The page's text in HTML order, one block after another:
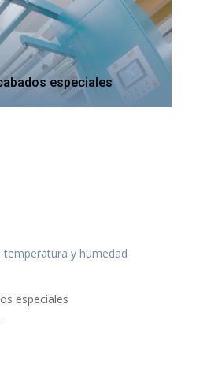
especiales
y humedad
especiales